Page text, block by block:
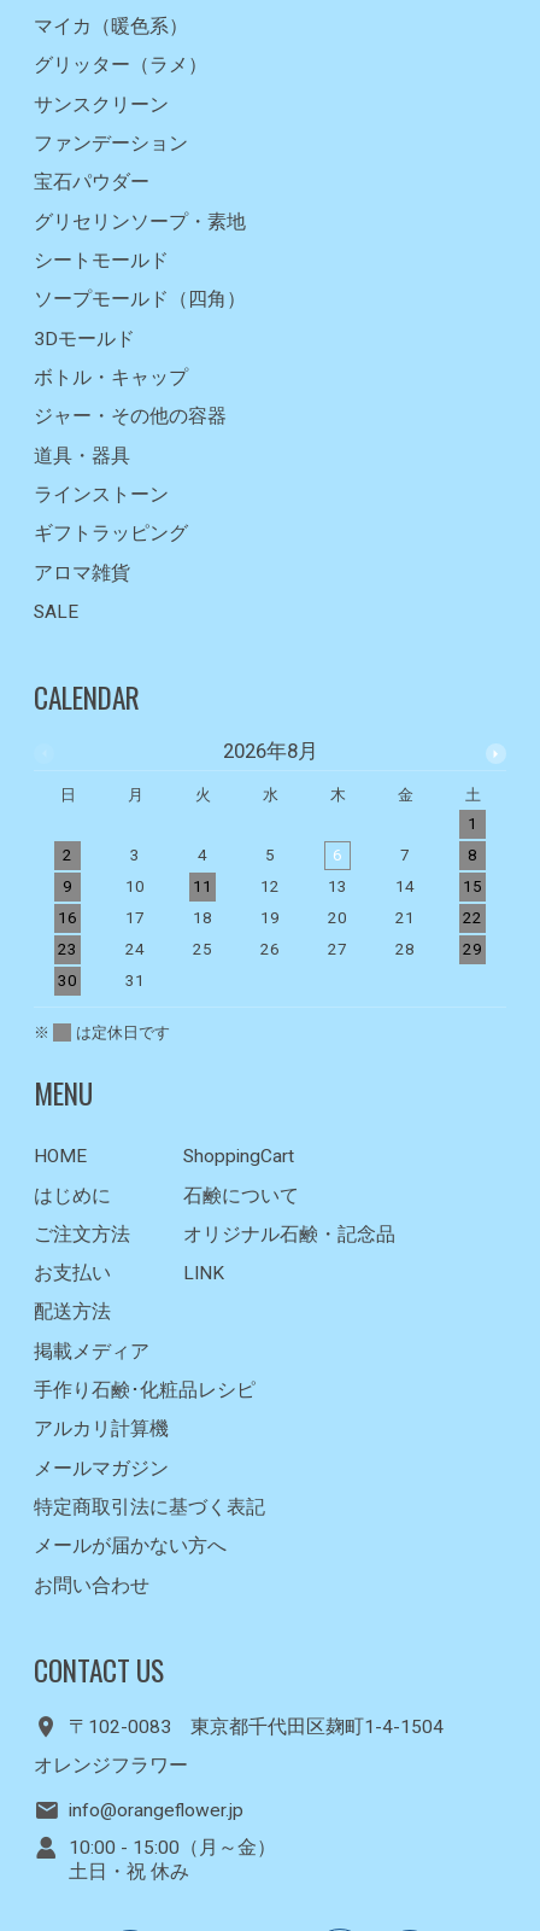
マイカ（暖色系）
グリッター（ラメ）
サンスクリーン
ファンデーション
宝石パウダー
グリセリンソープ・素地
シートモールド
ソープモールド（四角）
3Dモールド
ボトル・キャップ
ジャー・その他の容器
道具・器具
ラインストーン
ギフトラッピング
アロマ雑貨
SALE
CALENDAR
2026年8月
日 月 火 水 木 金
土
1
2
3 4 5 6 7
8
9
10 11 12 13 14
15
16
17 18 19 20 21
22
23
24 25 26 27 28
29
30
31
※ は定休日です
MENU
HOME
はじめに
ご注文方法
お支払い
ShoppingCart
石鹸について
オリジナル石鹸・記念品
LINK
配送方法
掲載メディア
手作り石鹸･化粧品レシピ
アルカリ計算機
メールマガジン
特定商取引法に基づく表記
メールが届かない方へ
お問い合わせ
CONTACT US
〒102-0083 東京都千代田区麹町1-4-1504
オレンジフラワー
info@orangeflower.jp
10:00 - 15:00（月～金）
土日・祝 休み